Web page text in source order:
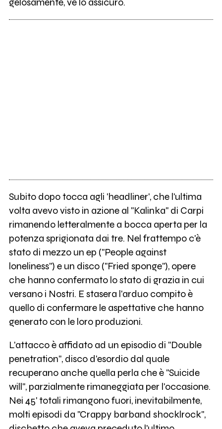
Subito dopo tocca agli 'headliner', che l'ultima
volta avevo visto in azione al "Kalinka" di Carpi
rimanendo letteralmente a bocca aperta per la
potenza sprigionata dai tre. Nel frattempo c'è
stato di mezzo un ep ("People against
loneliness") e un disco ("Fried sponge"), opere
che hanno confermato lo stato di grazia in cui
versano i Nostri. E stasera l'arduo compito è
quello di confermare le aspettative che hanno
generato con le loro produzioni.
L'attacco è affidato ad un episodio di "Double
penetration", disco d'esordio dal quale
recuperano anche quella perla che è "Suicide
will", parzialmente rimaneggiata per l'occasione.
Nei 45' totali rimangono fuori, inevitabilmente,
molti episodi da "Crappy barband shocklrock",